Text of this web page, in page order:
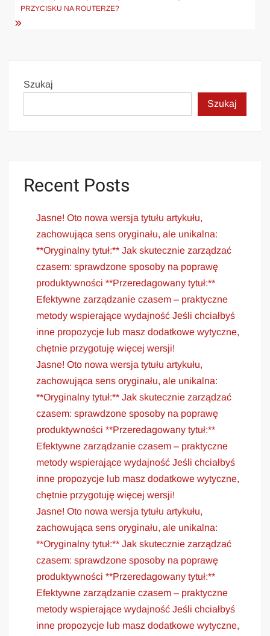
PRZYCISKU NA ROUTERZE?
Szukaj
Szukaj
Recent Posts
Jasne! Oto nowa wersja tytułu artykułu,
zachowująca sens oryginału, ale unikalna:
**Oryginalny tytuł:** Jak skutecznie zarządzać
czasem: sprawdzone sposoby na poprawę
produktywności **Przeredagowany tytuł:**
Efektywne zarządzanie czasem – praktyczne
metody wspierające wydajność Jeśli chciałbyś
inne propozycje lub masz dodatkowe wytyczne,
chętnie przygotuję więcej wersji!
Jasne! Oto nowa wersja tytułu artykułu,
zachowująca sens oryginału, ale unikalna:
**Oryginalny tytuł:** Jak skutecznie zarządzać
czasem: sprawdzone sposoby na poprawę
produktywności **Przeredagowany tytuł:**
Efektywne zarządzanie czasem – praktyczne
metody wspierające wydajność Jeśli chciałbyś
inne propozycje lub masz dodatkowe wytyczne,
chętnie przygotuję więcej wersji!
Jasne! Oto nowa wersja tytułu artykułu,
zachowująca sens oryginału, ale unikalna:
**Oryginalny tytuł:** Jak skutecznie zarządzać
czasem: sprawdzone sposoby na poprawę
produktywności **Przeredagowany tytuł:**
Efektywne zarządzanie czasem – praktyczne
metody wspierające wydajność Jeśli chciałbyś
inne propozycje lub masz dodatkowe wytyczne,